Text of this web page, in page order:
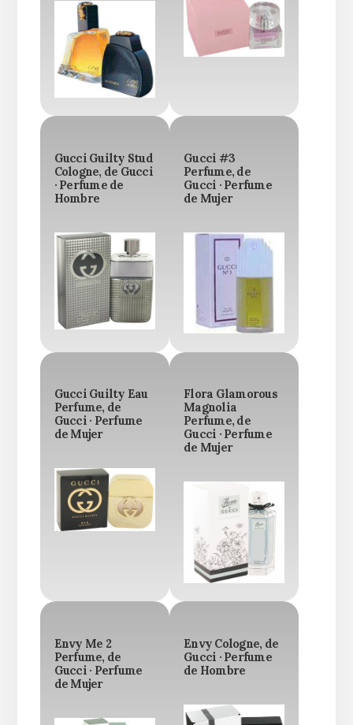
Gucci Guilty Stud
Cologne, de Gucci
· Perfume de
Hombre
Gucci #3
Perfume, de
Gucci · Perfume
de Mujer
Gucci Guilty Eau
Perfume, de
Gucci · Perfume
de Mujer
Flora Glamorous
Magnolia
Perfume, de
Gucci · Perfume
de Mujer
Envy Me 2
Perfume, de
Gucci · Perfume
de Mujer
Envy Cologne, de
Gucci · Perfume
de Hombre